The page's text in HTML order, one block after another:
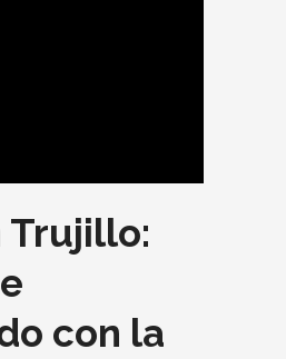
Trujillo:
con la